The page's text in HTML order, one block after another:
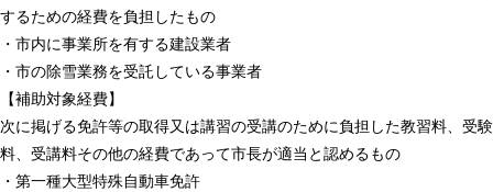
するための経費を負担したもの
・市内に事業所を有する建設業者
・市の除雪業務を受託している事業者
【補助対象経費】
次に掲げる免許等の取得又は講習の受講のために負担した教習料、受験
料、受講料その他の経費であって市長が適当と認めるもの
・第一種大型特殊自動車免許